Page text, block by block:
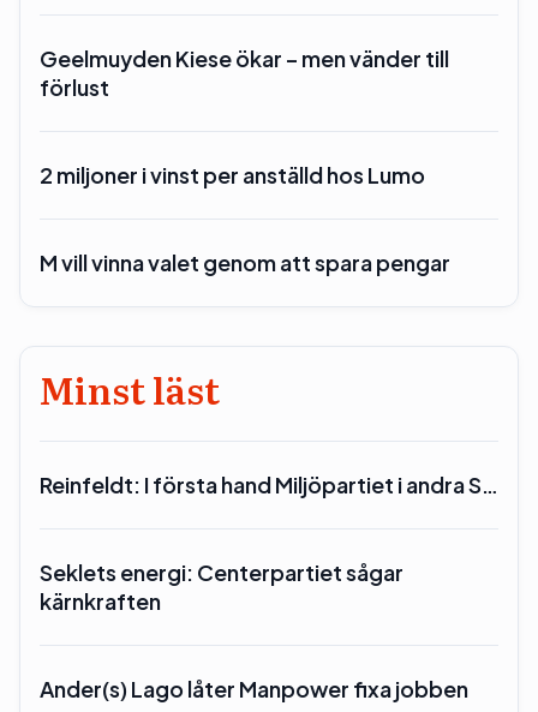
Geelmuyden Kiese ökar – men vänder till
förlust
2 miljoner i vinst per anställd hos Lumo
M vill vinna valet genom att spara pengar
Minst läst
Reinfeldt: I första hand Miljöpartiet i andra S…
Seklets energi: Centerpartiet sågar
kärnkraften
Ander(s) Lago låter Manpower fixa jobben